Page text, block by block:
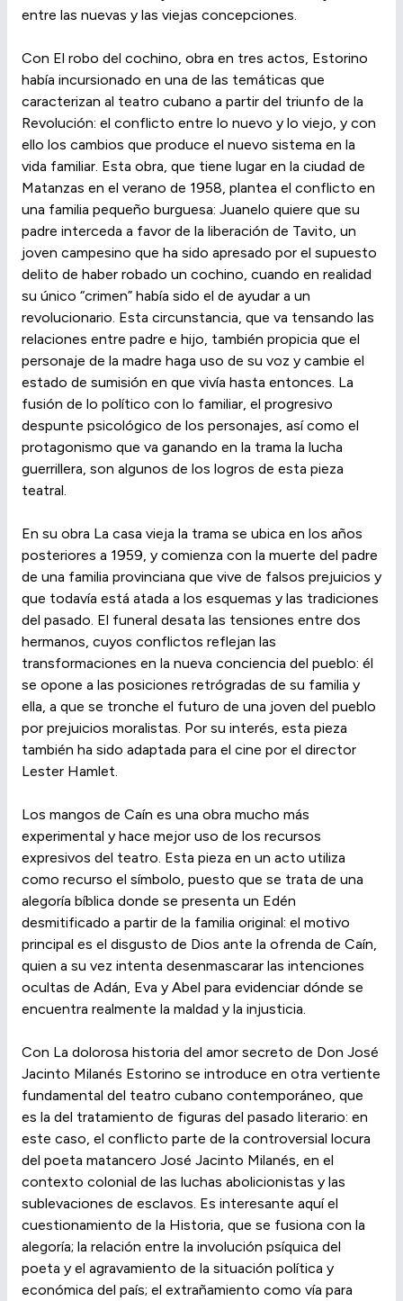
entre las nuevas y las viejas concepciones.
Con El robo del cochino, obra en tres actos, Estorino
había incursionado en una de las temáticas que
caracterizan al teatro cubano a partir del triunfo de la
Revolución: el conflicto entre lo nuevo y lo viejo, y con
ello los cambios que produce el nuevo sistema en la
vida familiar. Esta obra, que tiene lugar en la ciudad de
Matanzas en el verano de 1958, plantea el conflicto en
una familia pequeño burguesa: Juanelo quiere que su
padre interceda a favor de la liberación de Tavito, un
joven campesino que ha sido apresado por el supuesto
delito de haber robado un cochino, cuando en realidad
su único “crimen” había sido el de ayudar a un
revolucionario. Esta circunstancia, que va tensando las
relaciones entre padre e hijo, también propicia que el
personaje de la madre haga uso de su voz y cambie el
estado de sumisión en que vivía hasta entonces. La
fusión de lo político con lo familiar, el progresivo
despunte psicológico de los personajes, así como el
protagonismo que va ganando en la trama la lucha
guerrillera, son algunos de los logros de esta pieza
teatral.
En su obra La casa vieja la trama se ubica en los años
posteriores a 1959, y comienza con la muerte del padre
de una familia provinciana que vive de falsos prejuicios y
que todavía está atada a los esquemas y las tradiciones
del pasado. El funeral desata las tensiones entre dos
hermanos, cuyos conflictos reflejan las
transformaciones en la nueva conciencia del pueblo: él
se opone a las posiciones retrógradas de su familia y
ella, a que se tronche el futuro de una joven del pueblo
por prejuicios moralistas. Por su interés, esta pieza
también ha sido adaptada para el cine por el director
Lester Hamlet.
Los mangos de Caín es una obra mucho más
experimental y hace mejor uso de los recursos
expresivos del teatro. Esta pieza en un acto utiliza
como recurso el símbolo, puesto que se trata de una
alegoría bíblica donde se presenta un Edén
desmitificado a partir de la familia original: el motivo
principal es el disgusto de Dios ante la ofrenda de Caín,
quien a su vez intenta desenmascarar las intenciones
ocultas de Adán, Eva y Abel para evidenciar dónde se
encuentra realmente la maldad y la injusticia.
Con La dolorosa historia del amor secreto de Don José
Jacinto Milanés Estorino se introduce en otra vertiente
fundamental del teatro cubano contemporáneo, que
es la del tratamiento de figuras del pasado literario: en
este caso, el conflicto parte de la controversial locura
del poeta matancero José Jacinto Milanés, en el
contexto colonial de las luchas abolicionistas y las
sublevaciones de esclavos. Es interesante aquí el
cuestionamiento de la Historia, que se fusiona con la
alegoría; la relación entre la involución psíquica del
poeta y el agravamiento de la situación política y
económica del país; el extrañamiento como vía para